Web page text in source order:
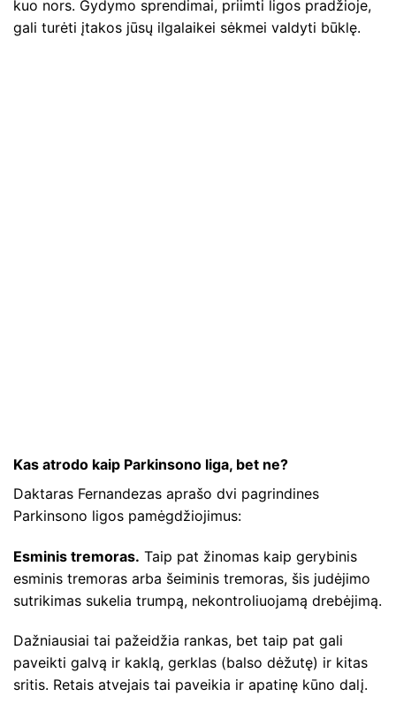
kuo nors. Gydymo sprendimai, priimti ligos pradžioje,
gali turėti įtakos jūsų ilgalaikei sėkmei valdyti būklę.
Kas atrodo kaip Parkinsono liga, bet ne?
Daktaras Fernandezas aprašo dvi pagrindines
Parkinsono ligos pamėgdžiojimus:
Esminis tremoras. Taip pat žinomas kaip gerybinis
esminis tremoras arba šeiminis tremoras, šis judėjimo
sutrikimas sukelia trumpą, nekontroliuojamą drebėjimą.
Dažniausiai tai pažeidžia rankas, bet taip pat gali
paveikti galvą ir kaklą, gerklas (balso dėžutę) ir kitas
sritis. Retais atvejais tai paveikia ir apatinę kūno dalį.